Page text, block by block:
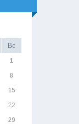
Вс
1
8
15
22
29